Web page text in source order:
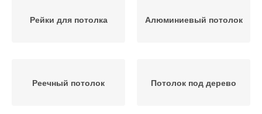
Рейки для потолка Алюминиевый потолок
Реечный потолок Потолок под дерево